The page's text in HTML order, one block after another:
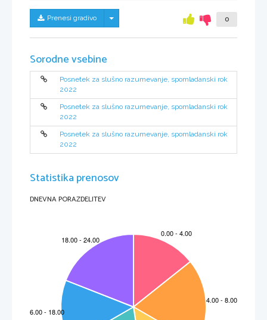
Prenesi gradivo Skrij/prikaži meni 0
Sorodne vsebine
Posnetek za slušno razumevanje, spomladanski rok
2022
Posnetek za slušno razumevanje, spomladanski rok
2022
Posnetek za slušno razumevanje, spomladanski rok
2022
Statistika prenosov
DNEVNA PORAZDELITEV